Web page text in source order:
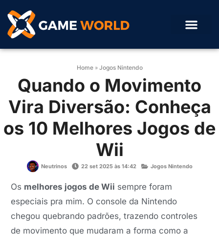
Home» Jogos Nintendo
Quando o Movimento
Vira Diversão: Conheça
os 10 Melhores Jogos de
Wii
Neutrinos 22 set 2025 às 14:42 Jogos Nintendo
Os melhores jogos de Wii sempre foram
especiais pra mim. O console da Nintendo
chegou quebrando padrões, trazendo controles
de movimento que mudaram a forma como a